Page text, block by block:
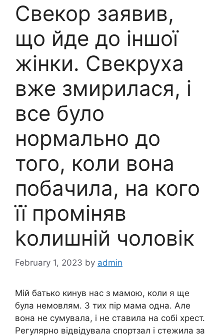
Свекор заявив,
що йде до іншої
жінки. Свекруха
вже змирилася, і
все було
нормально до
того, коли вона
побачила, на кого
її проміняв
kолишній чоловік
February 1, 2023 by admin
Мій батько кинув нас з мамою, коли я ще
була немовлям. З тих пір мама одна. Але
вона не сумувала, і не ставила на собі хрест.
Регулярно відвідувала спортзал і стежила за